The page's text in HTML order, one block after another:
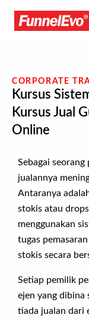
CORPORATE
Kursus
Kursus Jual
Online
Sebagai
jualannya
Antaranya
stokis atau
menggunakan
tugas
stokis secara
Setiap pemilik
ejen yang dibina
tiada jualan dari